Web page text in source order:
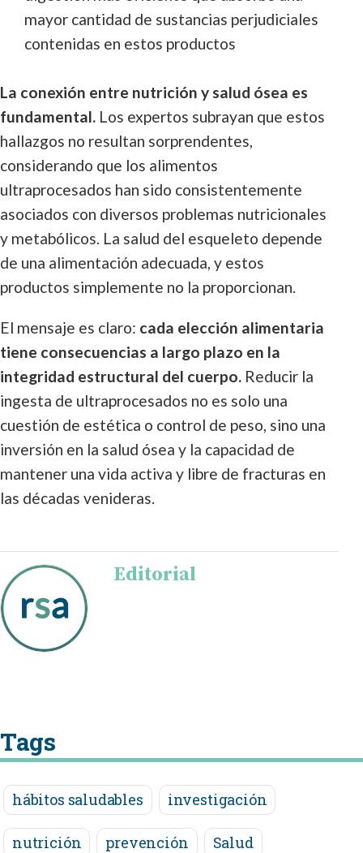
mayor cantidad de sustancias perjudiciales
contenidas en estos productos
La conexión entre nutrición y salud ósea es
fundamental. Los expertos subrayan que estos
hallazgos no resultan sorprendentes,
considerando que los alimentos
ultraprocesados han sido consistentemente
asociados con diversos problemas nutricionales
y metabólicos. La salud del esqueleto depende
de una alimentación adecuada, y estos
productos simplemente no la proporcionan.
El mensaje es claro: cada elección alimentaria
tiene consecuencias a largo plazo en la
integridad estructural del cuerpo. Reducir la
ingesta de ultraprocesados no es solo una
cuestión de estética o control de peso, sino una
inversión en la salud ósea y la capacidad de
mantener una vida activa y libre de fracturas en
las décadas venideras.
Editorial
Tags
hábitos saludables investigación
nutrición prevención Salud